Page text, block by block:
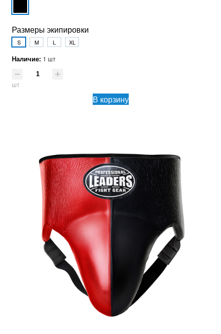
Размеры экипировки
S M L XL
Наличие: 1 шт
шт
В корзину